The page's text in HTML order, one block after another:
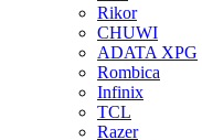
Rikor
CHUWI
ADATA XPG
Rombica
Infinix
TCL
Razer